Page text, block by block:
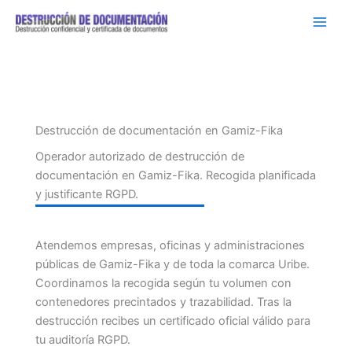
Destrucción de documentación en Gamiz-Fika
Operador autorizado de destrucción de
documentación en Gamiz-Fika. Recogida planificada
y justificante RGPD.
Atendemos empresas, oficinas y administraciones
públicas de Gamiz-Fika y de toda la comarca Uribe.
Coordinamos la recogida según tu volumen con
contenedores precintados y trazabilidad. Tras la
destrucción recibes un certificado oficial válido para
tu auditoría RGPD.